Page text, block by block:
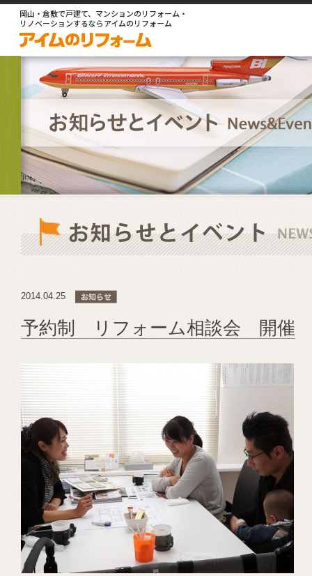
岡山・倉敷で戸建て、マンションのリフォーム・
リノベーションするならアイムのリフォーム
2014.04.25
予約制 リフォーム相談会 開催